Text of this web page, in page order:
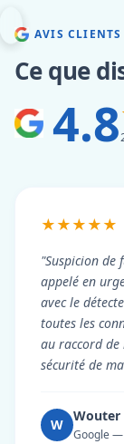
AVIS CLIENTS
Ce que
4.8
★★★★★
"Suspicion de
appelé en
avec le
toutes les
au raccord de
sécurité de
W
Wouter
Google —